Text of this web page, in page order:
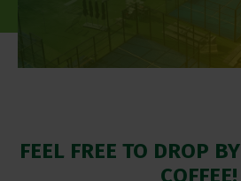
FEEL FREE TO DROP
COFFEE!